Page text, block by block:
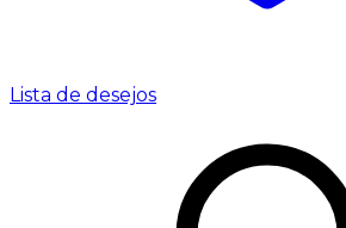
Lista de desejos